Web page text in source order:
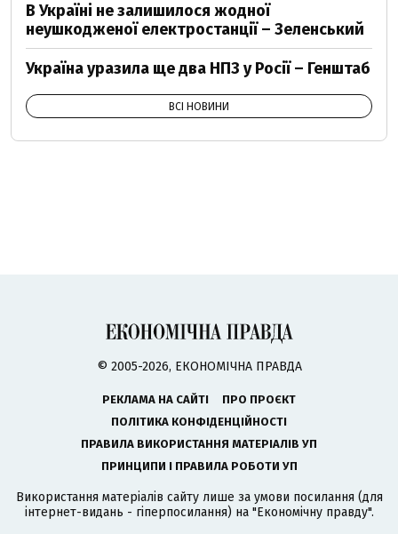
В Україні не залишилося жодної
неушкодженої електростанції – Зеленський
Україна уразила ще два НПЗ у Росії – Генштаб
ВСІ НОВИНИ
© 2005-2026, ЕКОНОМІЧНА ПРАВДА
РЕКЛАМА НА САЙТІ
ПРО ПРОЄКТ
ПОЛІТИКА КОНФІДЕНЦІЙНОСТІ
ПРАВИЛА ВИКОРИСТАННЯ МАТЕРІАЛІВ УП
ПРИНЦИПИ І ПРАВИЛА РОБОТИ УП
Використання матеріалів сайту лише за умови посилання (для
інтернет-видань - гіперпосилання) на "Економічну правду".